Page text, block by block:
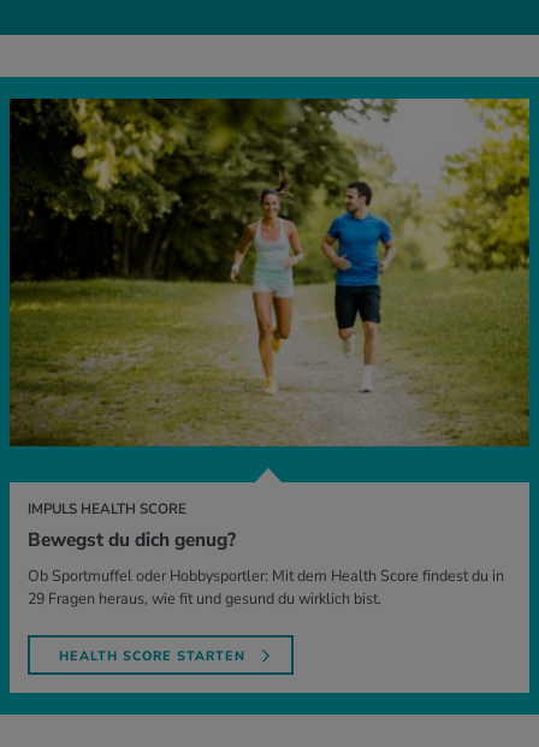
IMPULS HEALTH SCORE
Bewegst du dich genug?
Ob Sportmuffel oder Hobbysportler: Mit dem Health Score findest du in
29 Fragen heraus, wie fit und gesund du wirklich bist.
HEALTH SCORE STARTEN